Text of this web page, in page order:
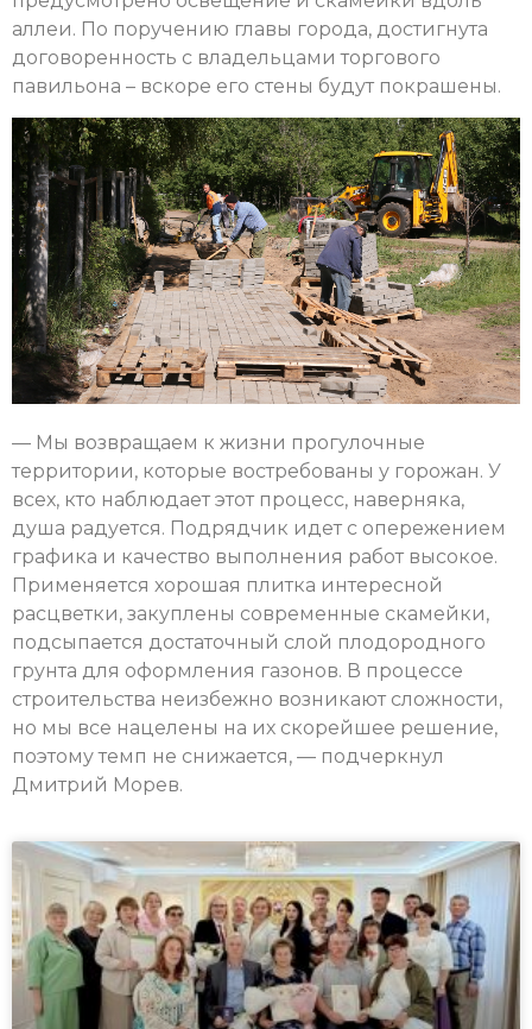
аллеи. По поручению главы города, достигнута
договоренность с владельцами торгового
павильона – вскоре его стены будут покрашены.
— Мы возвращаем к жизни прогулочные
территории, которые востребованы у горожан. У
всех, кто наблюдает этот процесс, наверняка,
душа радуется. Подрядчик идет с опережением
графика и качество выполнения работ высокое.
Применяется хорошая плитка интересной
расцветки, закуплены современные скамейки,
подсыпается достаточный слой плодородного
грунта для оформления газонов. В процессе
строительства неизбежно возникают сложности,
но мы все нацелены на их скорейшее решение,
поэтому темп не снижается, — подчеркнул
Дмитрий Морев.